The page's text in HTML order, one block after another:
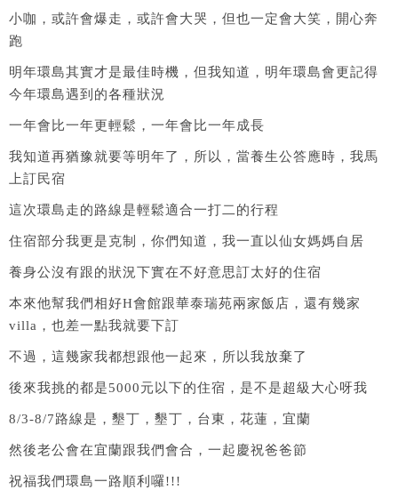
小咖，或許會爆走，或許會大哭，但也一定會大笑，開心奔
跑
明年環島其實才是最佳時機，但我知道，明年環島會更記得
今年環島遇到的各種狀況
一年會比一年更輕鬆，一年會比一年成長
我知道再猶豫就要等明年了，所以，當養生公答應時，我馬
上訂民宿
這次環島走的路線是輕鬆適合一打二的行程
住宿部分我更是克制，你們知道，我一直以仙女媽媽自居
養身公沒有跟的狀況下實在不好意思訂太好的住宿
本來他幫我們相好H會館跟華泰瑞苑兩家飯店，還有幾家
villa，也差一點我就要下訂
不過，這幾家我都想跟他一起來，所以我放棄了
後來我挑的都是5000元以下的住宿，是不是超級大心呀我
8/3-8/7路線是，墾丁，墾丁，台東，花蓮，宜蘭
然後老公會在宜蘭跟我們會合，一起慶祝爸爸節
祝福我們環島一路順利囉!!!